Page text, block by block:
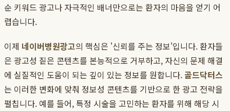
순 키워드 광고나 자극적인 배너만으로는 환자의 마음을 얻기 어
렵습니다.
이제 네이버병원광고의 핵심은 '신뢰를 주는 정보'입니다. 환자들
은 광고성 짙은 콘텐츠를 본능적으로 거부하고, 자신의 문제 해결
에 실질적인 도움이 되는 깊이 있는 정보를 원합니다. 골드닥터스
는 이러한 변화에 맞춰 정보성 콘텐츠를 기반으로 한 광고 전략을
펼칩니다. 예를 들어, 특정 시술을 고민하는 환자를 위해 해당 시